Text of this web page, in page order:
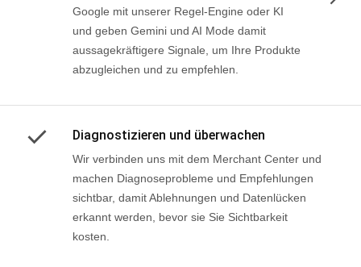
Google mit unserer Regel-Engine oder KI
und geben Gemini und AI Mode damit
aussagekräftigere Signale, um Ihre Produkte
abzugleichen und zu empfehlen.
Diagnostizieren und überwachen
Wir verbinden uns mit dem Merchant Center und
machen Diagnoseprobleme und Empfehlungen
sichtbar, damit Ablehnungen und Datenlücken
erkannt werden, bevor sie Sie Sichtbarkeit
kosten.